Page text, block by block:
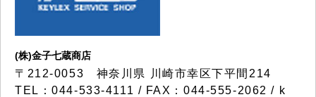
(株)金子七蔵商店
〒212-0053 神奈川県 川崎市幸区下平間214
TEL：044-533-4111 / FAX：044-555-2062 / k